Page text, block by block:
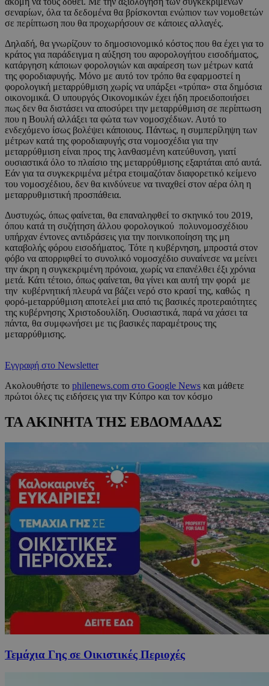
σεναρίων, όλα τα δεδομένα θα βρίσκονται ενώπιον των νομοθετών
σε περίπτωση που θα προχωρήσουν σε κάποιες αλλαγές.
Δηλαδή, θα γνωρίζουν το δημοσιονομικό κόστος που θα έχει για το
κράτος για παράδειγμα η αύξηση του αφορολογήτου εισοδήματος,
κατάργηση κάποιων φορολογιών και αφαίρεση των μέτρων κατά
της φοροδιαφυγής. Μόνο με αυτό τον τρόπο θα εφαρμοστεί η
φορολογική μεταρρύθμιση χωρίς να υπάρξει «τρύπα» στα δημόσια
οικονομικά. Ο υπουργός Οικονομικών έχει ήδη προειδοποιήσει
πως δεν θα διστάσει να αποσύρει την μεταρρύθμιση σε περίπτωση
που η Βουλή αλλάξει τα φώτα των νομοσχέδιων. Αυτό το
ενδεχόμενο ίσως βολέψει κάποιους. Πάντως, η συμπερίληψη των
μέτρων κατά της φοροδιαφυγής στα νομοσχέδια για την
μεταρρύθμιση είναι προς της λανθασμένη κατεύθυνση, γιατί
ουσιαστικά όλο το πλαίσιο της μεταρρύθμισης εξαρτάται από αυτά.
Εάν για τα συγκεκριμένα μέτρα ετοιμαζόταν διαφορετικό κείμενο
του νομοσχέδιου, δεν θα κινδύνευε να τιναχθεί στον αέρα όλη η
μεταρρυθμιστική προσπάθεια.
Δυστυχώς, όπως φαίνεται, θα επαναληφθεί το σκηνικό του 2019,
όπου κατά τη συζήτηση άλλου φορολογικού πολυνομοσχέδιου
υπήρχαν έντονες αντιδράσεις για την ποινικοποίηση της μη
καταβολής φόρου εισοδήματος. Τότε η κυβέρνηση, μπροστά στον
φόβο να απορριφθεί το συνολικό νομοσχέδιο συναίνεσε να μείνει
την άκρη η συγκεκριμένη πρόνοια, χωρίς να επανέλθει έξι χρόνια
μετά. Κάτι τέτοιο, όπως φαίνεται, θα γίνει και αυτή την φορά με
την κυβέρνητική πλευρά να βάζει νερό στο κρασί της, καθώς η
φορό-μεταρρύθμιση αποτελεί μια από τις βασικές προτεραιότητες
της κυβέρνησης Χριστοδουλίδη. Ουσιαστικά, παρά να χάσει τα
πάντα, θα συμφωνήσει με τις βασικές παραμέτρους της
μεταρρύθμισης.
Εγγραφή στο Newsletter
Ακολουθήστε το philenews.com στο Google News και μάθετε
πρώτοι όλες τις ειδήσεις για την Κύπρο και τον κόσμο
ΤΑ ΑΚΙΝΗΤΑ ΤΗΣ ΕΒΔΟΜΑΔΑΣ
Τεμάχια Γης σε Οικιστικές Περιοχές